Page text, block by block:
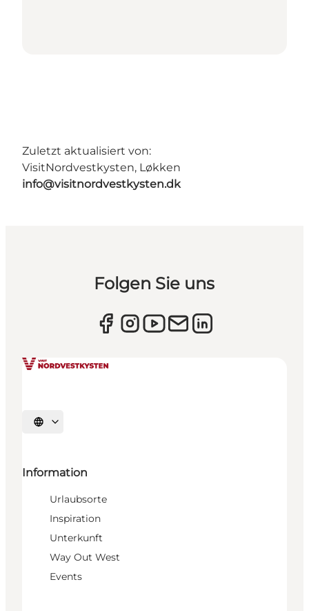
Zuletzt aktualisiert von:
VisitNordvestkysten, Løkken
info@visitnordvestkysten.dk
Folgen Sie uns
Sprache auswählen
Information
Urlaubsorte
Inspiration
Unterkunft
Way Out West
Events